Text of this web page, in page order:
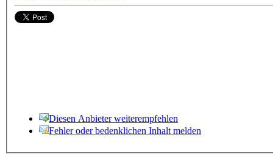
Diesen Anbieter weiterempfehlen
Fehler oder bedenklichen Inhalt melden